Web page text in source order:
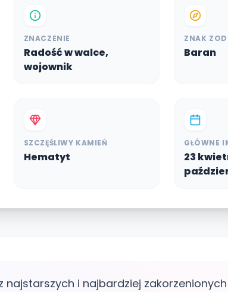
ZNACZENIE
Radość w walce,
wojownik
ZNAK
Baran
SZCZĘŚLIWY KAMIEŃ
Hematyt
GŁÓWNE
23
najstarszych i najbardziej zakorzenionych